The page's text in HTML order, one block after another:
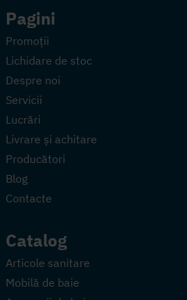
Pagini
Promoții
Lichidare de stoc
Despre noi
Servicii
Lucrări
Livrare și achitare
Producători
Blog
Contacte
Catalog
Articole sanitare
Mobilă de baie